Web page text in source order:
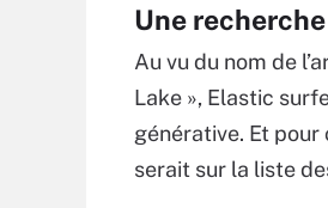
Une
Au vu du nom de
Lake », Elastic
générative. Et
serait sur la liste